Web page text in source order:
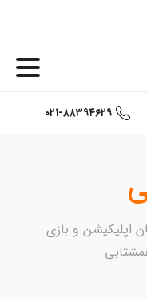
۰۲۱-۸۸۳۹۴۶۲۹
اپلیکیشن و بازی